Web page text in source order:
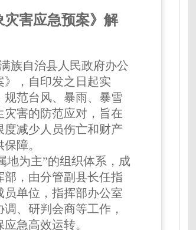
灾害应急预案》解
族自治县人民政府办公
，自印发之日起实
范台风、暴雨、暴雪
灾害的防范应对，旨在
减少人员伤亡和财产
障。
为主”的组织体系，成
，由分管副县长任指
单位，指挥部办公室
、研判会商等工作，
急高效运转。